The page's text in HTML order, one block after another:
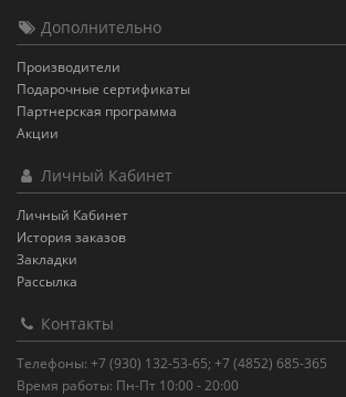
Дополнительно
Производители
Подарочные сертификаты
Партнерская программа
Акции
Личный Кабинет
Личный Кабинет
История заказов
Закладки
Рассылка
Контакты
Телефоны: +7 (930) 132-53-65; +7 (4852) 685-365
Время работы: Пн-Пт 10:00 - 20:00